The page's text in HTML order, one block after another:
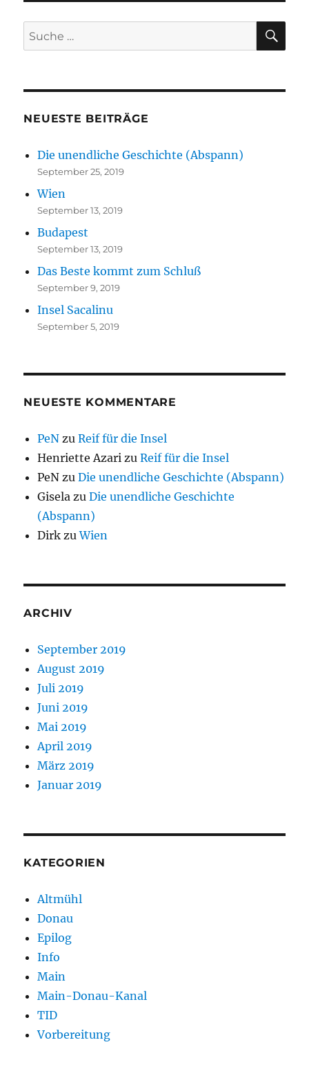
Suche
nach:
NEUESTE BEITRÄGE
Die unendliche Geschichte (Abspann)
September 25, 2019
Wien
September 13, 2019
Budapest
September 13, 2019
Das Beste kommt zum Schluß
September 9, 2019
Insel Sacalinu
September 5, 2019
NEUESTE KOMMENTARE
PeN zuReif für die Insel
Henriette Azari zuReif für die Insel
PeN zuDie unendliche Geschichte (Abspann)
Gisela zuDie unendliche Geschichte
(Abspann)
Dirk zuWien
ARCHIV
September 2019
August 2019
Juli 2019
Juni 2019
Mai 2019
April 2019
März 2019
Januar 2019
KATEGORIEN
Altmühl
Donau
Epilog
Info
Main
Main-Donau-Kanal
TID
Vorbereitung